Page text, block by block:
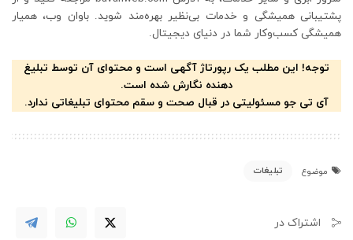
پشتیبانی همیشگی و خدمات بی‌نظیر بهره‌مند شوید. باوان وب، همیار
همیشگی کسب‌وکار شما در دنیای دیجیتال.
توجه! این مطلب یک رپورتاژ آگهی است و محتوای آن توسط تبلیغ
دهنده نگارش شده است.
آی تی جو مسئولیتی در قبال صحت و سقم محتوای تبلیغاتی ندارد.
موضوع تبلیغات
اشتراک در